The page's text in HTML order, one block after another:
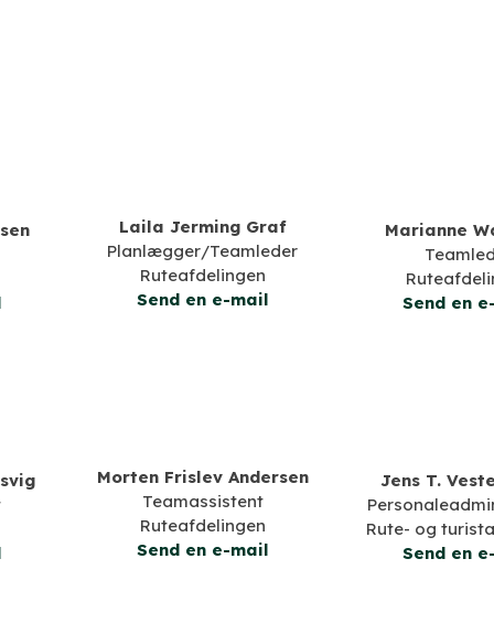
Laila Jerming Graf
Planlægger/Teamleder
Ruteafdelingen
​Send en e-mail
Marianne
Send en
Morten Frislev Andersen
Teamassistent
Ruteafdelingen
​Send en e-mail
Jens T.
​Rute- og
Send en